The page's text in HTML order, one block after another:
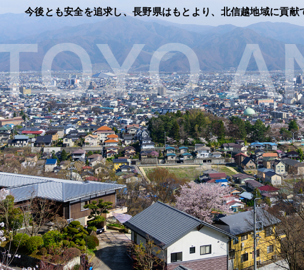
今後とも安全を追求し、長野県はもとより、北信越地域に貢献